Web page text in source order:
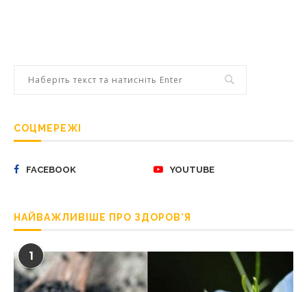
СОЦМЕРЕЖІ
FACEBOOK YOUTUBE
НАЙВАЖЛИВІШЕ ПРО ЗДОРОВ’Я
1